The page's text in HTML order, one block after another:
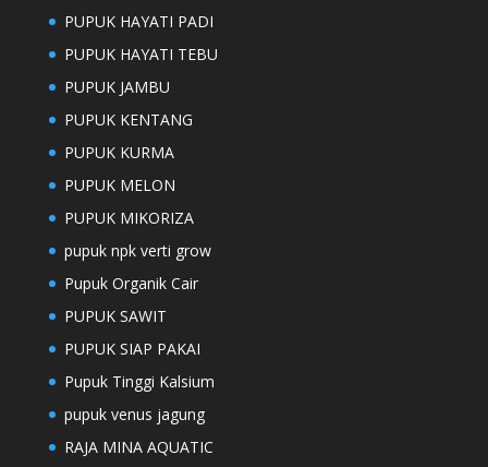
PUPUK HAYATI PADI
PUPUK HAYATI TEBU
PUPUK JAMBU
PUPUK KENTANG
PUPUK KURMA
PUPUK MELON
PUPUK MIKORIZA
pupuk npk verti grow
Pupuk Organik Cair
PUPUK SAWIT
PUPUK SIAP PAKAI
Pupuk Tinggi Kalsium
pupuk venus jagung
RAJA MINA AQUATIC